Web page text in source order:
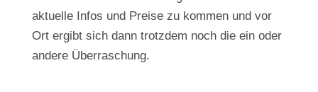
aktuelle Infos und Preise zu kommen und vor
Ort ergibt sich dann trotzdem noch die ein oder
andere Überraschung.